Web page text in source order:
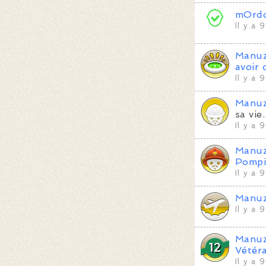
Il y a
avoir
Il y a
sa vie.
Il y a
Il y a
Il y a
Il y a